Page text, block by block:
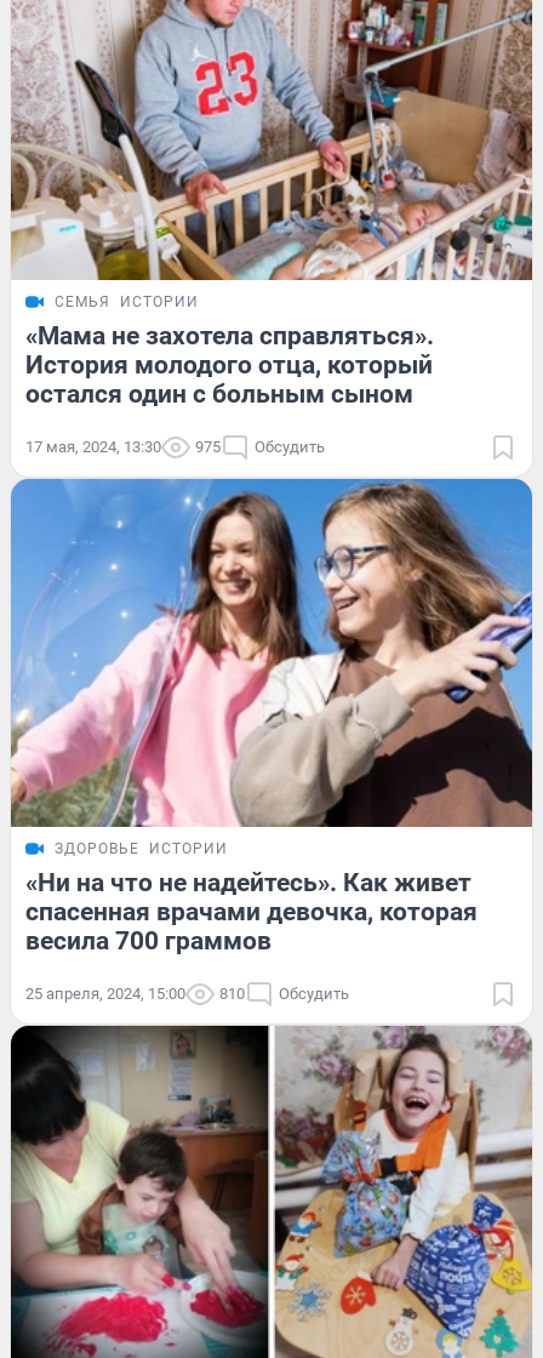
СЕМЬЯ ИСТОРИИ
«Мама не захотела справляться».
История молодого отца, который
остался один с больным сыном
17 мая, 2024, 13:30 975 Обсудить
ЗДОРОВЬЕ ИСТОРИИ
«Ни на что не надейтесь». Как живет
спасенная врачами девочка, которая
весила 700 граммов
25 апреля, 2024, 15:00 810 Обсудить